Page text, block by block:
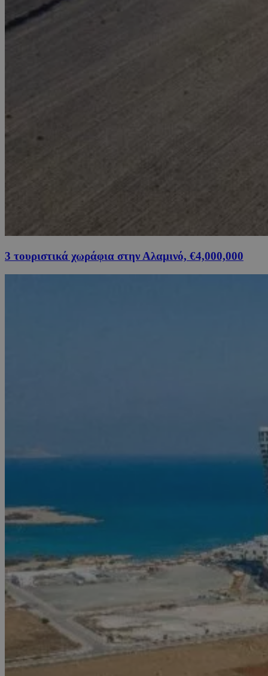
3 τουριστικά χωράφια στην Αλαμινό, €4,000,000